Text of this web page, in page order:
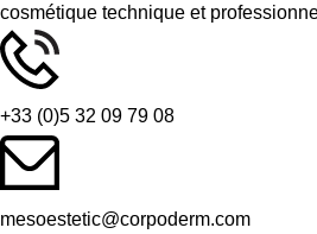
cosmétique technique et
+33 (0)5 32 09 79 08
mesoestetic@corpoderm.com